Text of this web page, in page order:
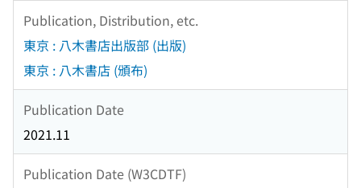
Publication, Distribution, etc.
東京 : 八木書店出版部 (出版)
東京 : 八木書店 (頒布)
Publication Date
2021.11
Publication Date (W3CDTF)